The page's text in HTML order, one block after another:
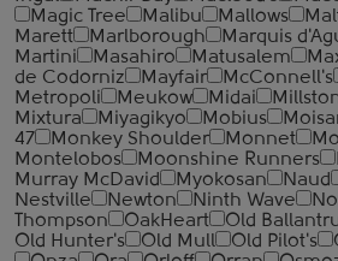
Magic Tree
Malibu Mallows
Marett
Marlborough Marquis
Martini
Masahiro Matusalem
de Codorniz
Mayfair McConnell's
Metropoli
Meukow Midai
Mixtura
Miyagikyo Mobius
47
Monkey Shoulder Monnet
Montelobos
Moonshine Runners
Murray McDavid
Myokosan Naud
Nestville
Newton Ninth Wave
Thompson
OakHeart Old
Old Hunter's
Old Mull Old Pilot's